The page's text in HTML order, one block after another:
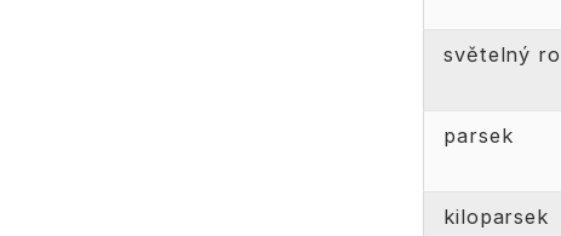
světelný
parsek
kiloparsek